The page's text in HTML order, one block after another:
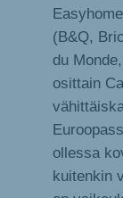
(B&Q,
du
osittain
ollessa
kuitenkin